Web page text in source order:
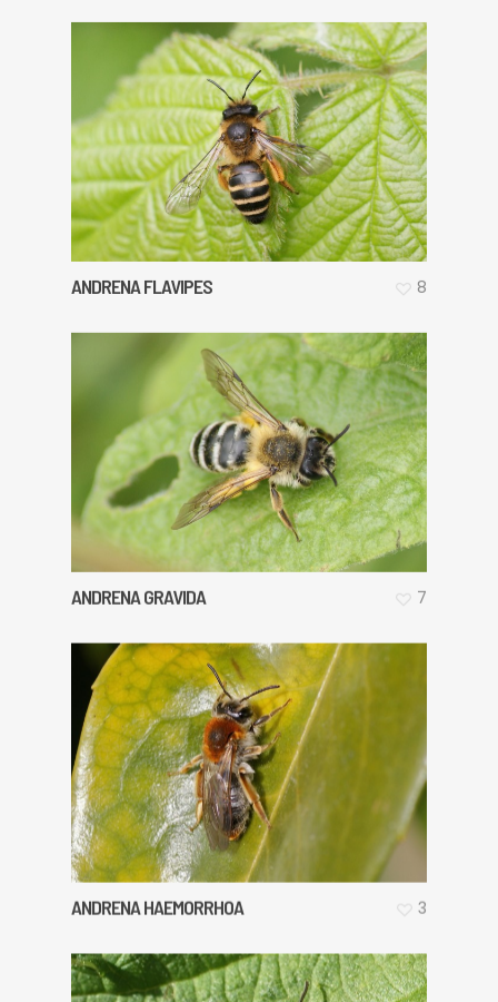
ANDRENA FLAVIPES 8
ANDRENA GRAVIDA 7
ANDRENA HAEMORRHOA 3